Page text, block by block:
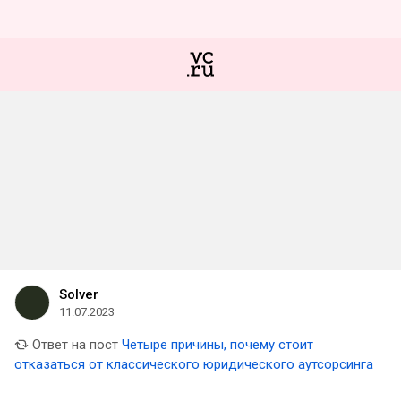
Solver
11.07.2023
Ответ на пост Четыре причины, почему стоит
отказаться от классического юридического аутсорсинга